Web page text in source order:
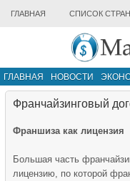
ГЛАВНАЯ СПИСОК
ГЛАВНАЯ НОВОСТИ
ИНФРАСТРУКТУРА РЫНКА
Франчайзинговый
Франшиза как лицензия
Большая часть
лицензию, по которой